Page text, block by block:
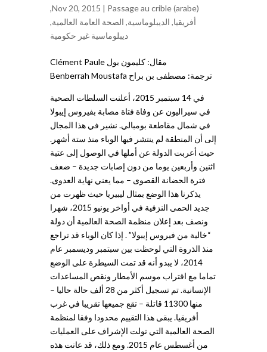
Nov 20, 2015 | Passage au crible (arabe)
,
أفريقيا, الديبلوماسية, الصحة العامة العالمية,
ديبلوماسية غير حكومية
مقال: كليمون بول Clément Paule
ترجمة: مصطفى بن براح Benberrah Moustafa
في 14 سبتمبر 2015، أعلنت السلطات الصحية
في سيراليون عن وفاة فتاة مصابة بفيروس إيبولا
في شمال مقاطعة بومبالي. نشير في هذا المجال
إلى أن المنطقة لم ينتشر فيها الوباء منذ ستة أشهر.
حيث أعربت الدولة عن أملها في الوصول إلى عتبة
اثنين وأربعين يوما من دون إصابات جديدة – ضعف
فترة الحضانة القصوى – مما يعني نهاية العدوى.
يذكرنا هذا الوضع بمثال ليبيريا حيث ظهرت من
جديد الحمى النزفية في أواخر يونيو 2015، شهرا
ونصف بعد إعلان منظمة الصحة العالمية أن دولة
“خالية من فيروس إيبولا” . إذا كان الوباء قد تراجع
منذ الذروة التي لوحظت بين سبتمبر وديسمبر عام
2014، لا يبدو أنه قد تمت السيطرة على الوضع
تماما مع اقتراب موسم الأمطار ونقص المساعدات
الإنسانية. تم تسجيل أكثر من 28 ألف حالة حاليا –
منها 11300 قاتلة – تقع جميعها تقريبا في غرب
أفريقيا. يبقى هذا التقييم محدودا وفقا لمنظمة
الصحة العالمية التي تولت الإشراف على العمليات
من أغسطس عام 2015. ومع ذلك، قد عانت هذه